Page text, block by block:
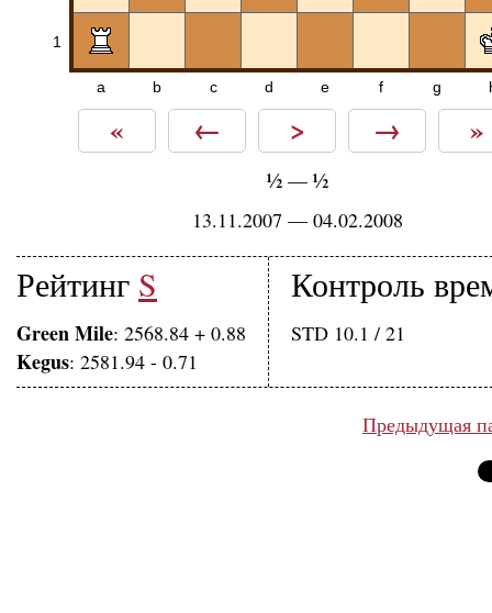
1
a b c d e f g
« ← > → »
½— ½
13.11.2007 — 04.02.2008
Рейтинг S
Green Mile: 2568.84 + 0.88
Kegus: 2581.94 - 0.71
Контроль
STD 10.1 / 21
Предыдущая